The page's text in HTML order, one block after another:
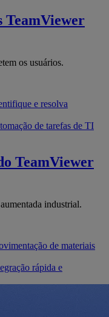
TeamViewer
os usuários.
e resolva
de tarefas de TI
TeamViewer
industrial.
de materiais
rápida e